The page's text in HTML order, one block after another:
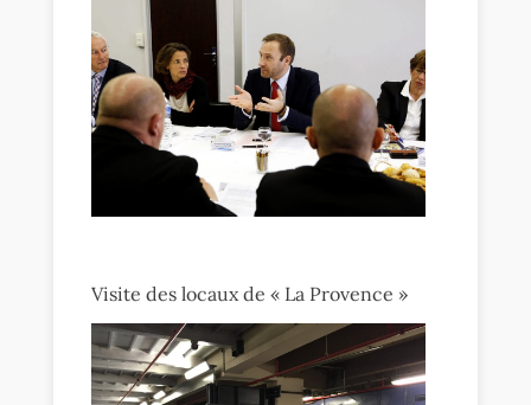
Visite des locaux de « La Provence »